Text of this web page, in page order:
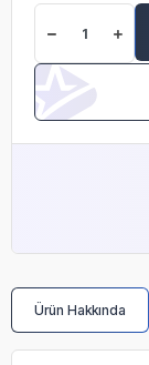
Ürün Hakkında